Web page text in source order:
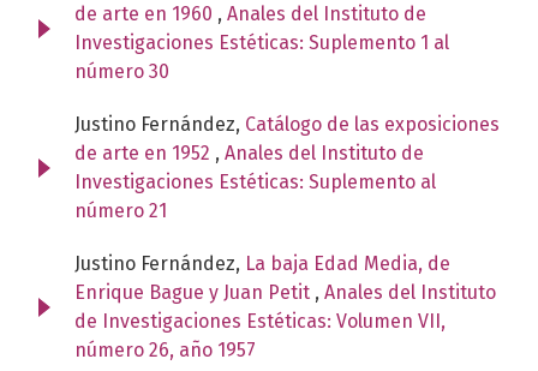
de arte en 1960 , Anales del Instituto de
Investigaciones Estéticas: Suplemento 1 al
número 30
Justino Fernández, Catálogo de las exposiciones
de arte en 1952 , Anales del Instituto de
Investigaciones Estéticas: Suplemento al
número 21
Justino Fernández, La baja Edad Media, de
Enrique Bague y Juan Petit , Anales del Instituto
de Investigaciones Estéticas: Volumen VII,
número 26, año 1957